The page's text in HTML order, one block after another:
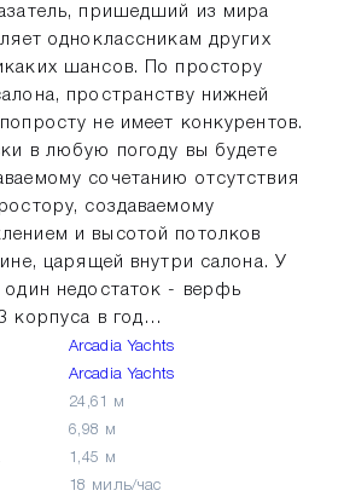
пришедший из мира
одноклассникам других
шансов. По простору
пространству нижней
не имеет конкурентов.
в любую погоду вы будете
сочетанию отсутствия
создаваемому
и высотой потолков
царящей внутри салона. У
один недостаток - верфь
корпуса в год…
Arcadia Yachts
Arcadia Yachts
24,61 м
6,98 м
1,45 м
18 миль/час